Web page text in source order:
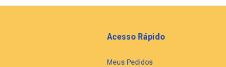
Acesso Rápido
Meus Pedidos